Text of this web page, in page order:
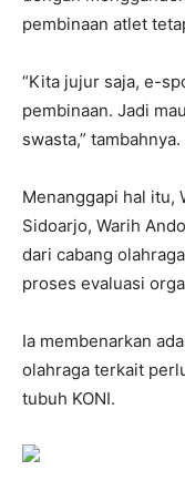
pembinaan atlet
“Kita jujur saja, e-
pembinaan. Jadi
swasta,” tambahnya.
Menanggapi hal itu,
Sidoarjo, Warih
dari cabang
proses evaluasi
Ia membenarkan
olahraga terkait
tubuh KONI.